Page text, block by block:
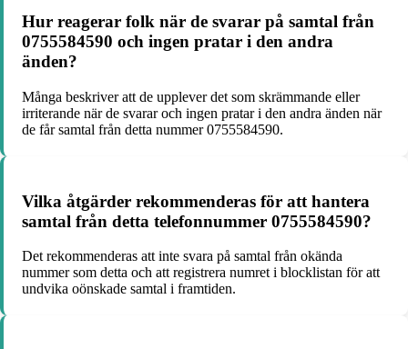
Hur reagerar folk när de svarar på samtal från
0755584590 och ingen pratar i den andra
änden?
Många beskriver att de upplever det som skrämmande eller
irriterande när de svarar och ingen pratar i den andra änden när
de får samtal från detta nummer 0755584590.
Vilka åtgärder rekommenderas för att hantera
samtal från detta telefonnummer 0755584590?
Det rekommenderas att inte svara på samtal från okända
nummer som detta och att registrera numret i blocklistan för att
undvika oönskade samtal i framtiden.